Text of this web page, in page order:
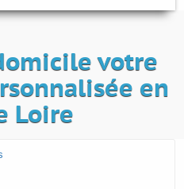
votre
en
Loire